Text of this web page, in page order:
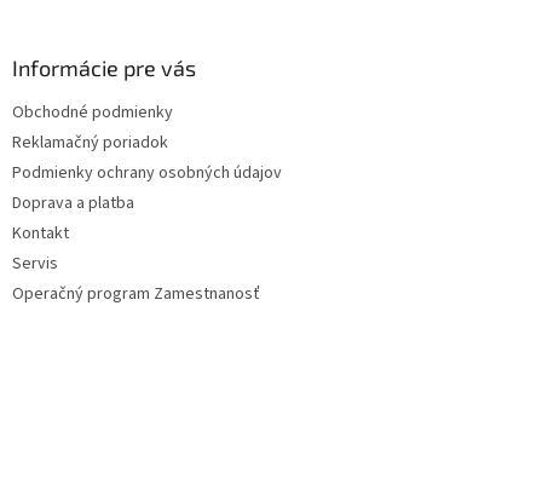
Informácie pre vás
Obchodné podmienky
Reklamačný poriadok
Podmienky ochrany osobných údajov
Doprava a platba
Kontakt
Servis
Operačný program Zamestnanosť